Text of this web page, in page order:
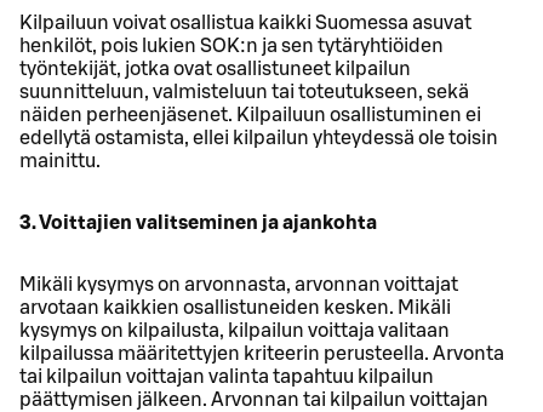
Kilpailuun voivat osallistua kaikki Suomessa asuvat
henkilöt, pois lukien SOK:n ja sen tytäryhtiöiden
työntekijät, jotka ovat osallistuneet kilpailun
suunnitteluun, valmisteluun tai toteutukseen, sekä
näiden perheenjäsenet. Kilpailuun osallistuminen ei
edellytä ostamista, ellei kilpailun yhteydessä ole toisin
mainittu.
3. Voittajien valitseminen ja ajankohta
Mikäli kysymys on arvonnasta, arvonnan voittajat
arvotaan kaikkien osallistuneiden kesken. Mikäli
kysymys on kilpailusta, kilpailun voittaja valitaan
kilpailussa määritettyjen kriteerin perusteella. Arvonta
tai kilpailun voittajan valinta tapahtuu kilpailun
päättymisen jälkeen. Arvonnan tai kilpailun voittajan